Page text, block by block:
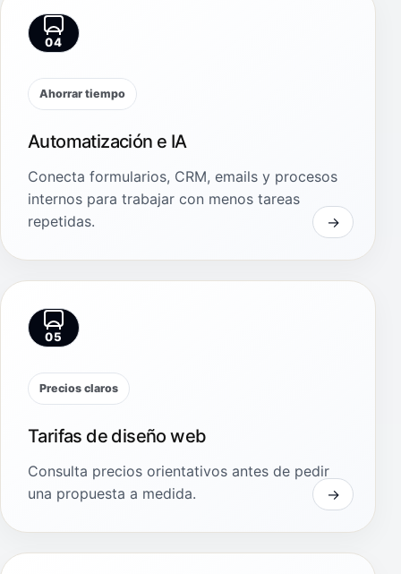
04
Ahorrar tiempo
Automatización e IA
Conecta formularios, CRM, emails y procesos
internos para trabajar con menos tareas
repetidas.
05
Precios claros
Tarifas de diseño web
Consulta precios orientativos antes de pedir
una propuesta a medida.